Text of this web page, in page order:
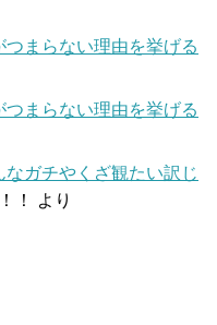
まらない理由を挙げる
まらない理由を挙げる
ガチやくざ観たい訳じ
！ より